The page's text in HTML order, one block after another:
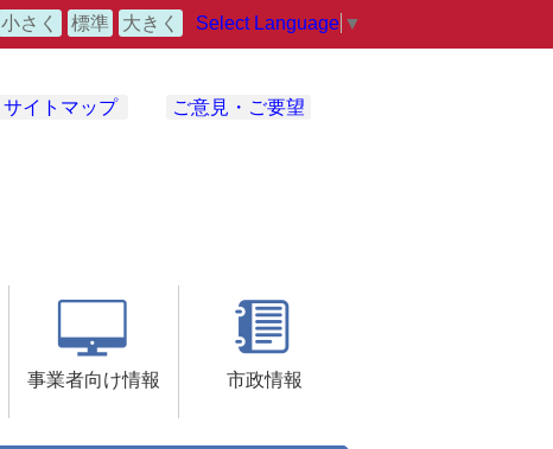
小さく 標準 大きく Select Language ▼
サイトマップ ご意見・ご要望
事業者向け情報 市政情報